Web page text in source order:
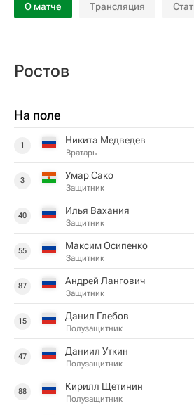
О матче Трансляция
Ростов
На поле
1 Никита Медведев
Вратарь
3 Умар Сако
Защитник
40 Илья Вахания
Защитник
55 Максим Осипенко
Защитник
87 Андрей Лангович
Защитник
15 Данил Глебов
Полузащитник
47 Даниил Уткин
Полузащитник
88 Кирилл Щетинин
Полузащитник